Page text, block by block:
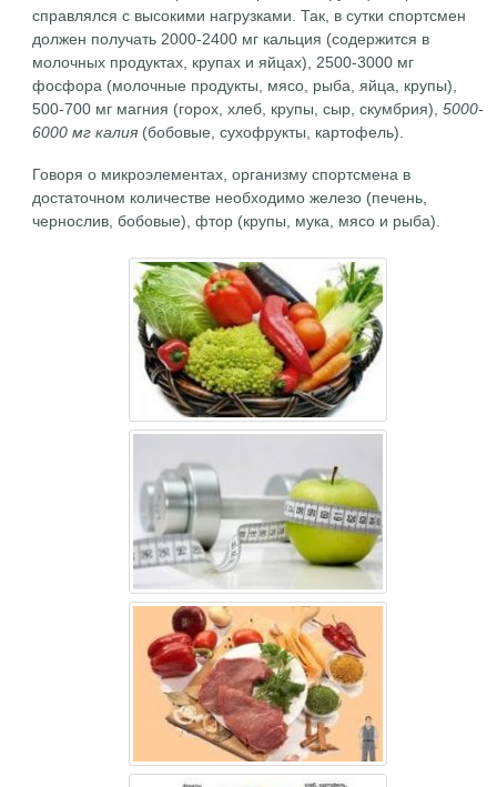
справлялся с высокими нагрузками. Так, в сутки спортсмен
должен получать 2000-2400 мг кальция (содержится в
молочных продуктах, крупах и яйцах), 2500-3000 мг
фосфора (молочные продукты, мясо, рыба, яйца, крупы),
500-700 мг магния (горох, хлеб, крупы, сыр, скумбрия),5000-
6000 мг калия (бобовые, сухофрукты, картофель).
Говоря о микроэлементах, организму спортсмена в
достаточном количестве необходимо железо (печень,
чернослив, бобовые), фтор (крупы, мука, мясо и рыба).